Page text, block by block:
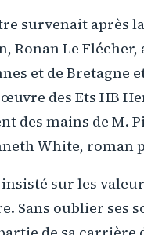
survenait après
Ronan Le
et de Bretagne
des Ets HB
des mains de M.
White, roman
sur les
Sans oublier ses